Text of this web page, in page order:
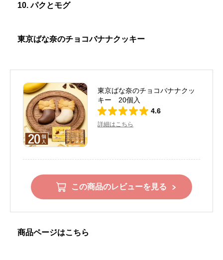
10. パクとモグ
東京ばな奈のチョコバナナクッキー
東京ばな奈のチョコバナナクッ
キー 20個入
4.6
詳細はこちら
この商品のレビューを見る
商品ページはこちら